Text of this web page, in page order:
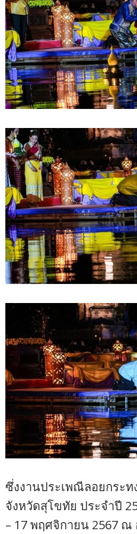
ซึ่งงานประเพณีลอยกระท
จังหวัดสุโขทัย ประจำปี
– 17 พฤศจิกายน 2567